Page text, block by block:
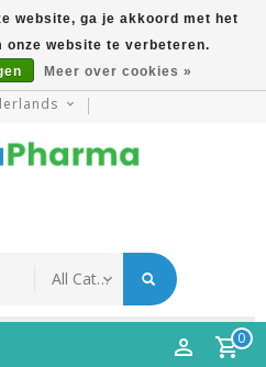
Op Nieuwsbrief | Gratis
€49 | Online Sinds 2007
0
website, ga je akkoord met het
onze website te verbeteren.
Meer over cookies »